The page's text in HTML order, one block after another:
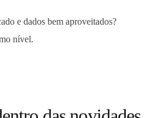
e dados bem aproveitados?
nível.